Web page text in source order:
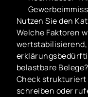
Nutzen Sie den
Welche Faktoren
belastbare
Check
schreiben oder